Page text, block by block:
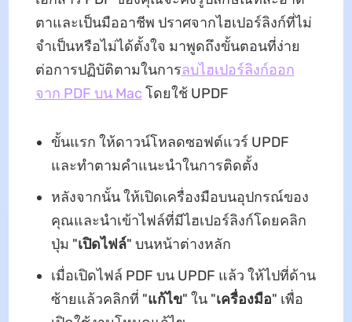
ตาและเป็นมืออาชีพ ปราศจากไฮเปอร์ลิงก์ที่ไม่
จําเป็นหรือไม่ได้ตั้งใจ มาพูดถึงขั้นตอนที่ง่าย
ต่อการปฏิบัติตามในการลบไฮเปอร์ลิงก์ออก
จาก PDF บน Mac โดยใช้ UPDF
ขั้นแรก ให้ดาวน์โหลดซอฟต์แวร์ UPDF
และทําตามคําแนะนําในการติดตั้ง
หลังจากนั้น ให้เปิดเครื่องมือบนอุปกรณ์ของ
คุณและนําเข้าไฟล์ที่มีไฮเปอร์ลิงก์โดยคลิก
ปุ่ม "เปิดไฟล์" บนหน้าต่างหลัก
เมื่อเปิดไฟล์ PDF บน UPDF แล้ว ให้ไปที่ด้าน
ซ้ายแล้วคลิกที่ "แก้ไข" ใน "เครื่องมือ" เพื่อ